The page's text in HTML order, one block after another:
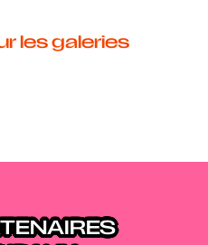
les galeries